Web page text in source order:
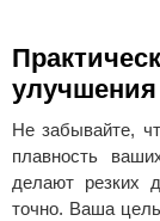
улучшения
Не забывайте,
плавность
делают резких
точно. Ваша